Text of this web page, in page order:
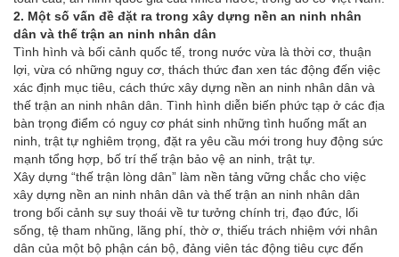
2. Một số vấn đề đặt ra trong xây dựng nền an ninh nhân
dân và thế trận an ninh nhân dân
Tình hình và bối cảnh quốc tế, trong nước vừa là thời cơ, thuận
lợi, vừa có những nguy cơ, thách thức đan xen tác động đến việc
xác định mục tiêu, cách thức xây dựng nền an ninh nhân dân và
thế trận an ninh nhân dân. Tình hình diễn biến phức tạp ở các địa
bàn trọng điểm có nguy cơ phát sinh những tình huống mất an
ninh, trật tự nghiêm trọng, đặt ra yêu cầu mới trong huy động sức
mạnh tổng hợp, bố trí thế trận bảo vệ an ninh, trật tự.
Xây dựng “thế trận lòng dân” làm nền tảng vững chắc cho việc
xây dựng nền an ninh nhân dân và thế trận an ninh nhân dân
trong bối cảnh sự suy thoái về tư tưởng chính trị, đạo đức, lối
sống, tệ tham nhũng, lãng phí, thờ ơ, thiếu trách nhiệm với nhân
dân của một bộ phận cán bộ, đảng viên tác động tiêu cực đến